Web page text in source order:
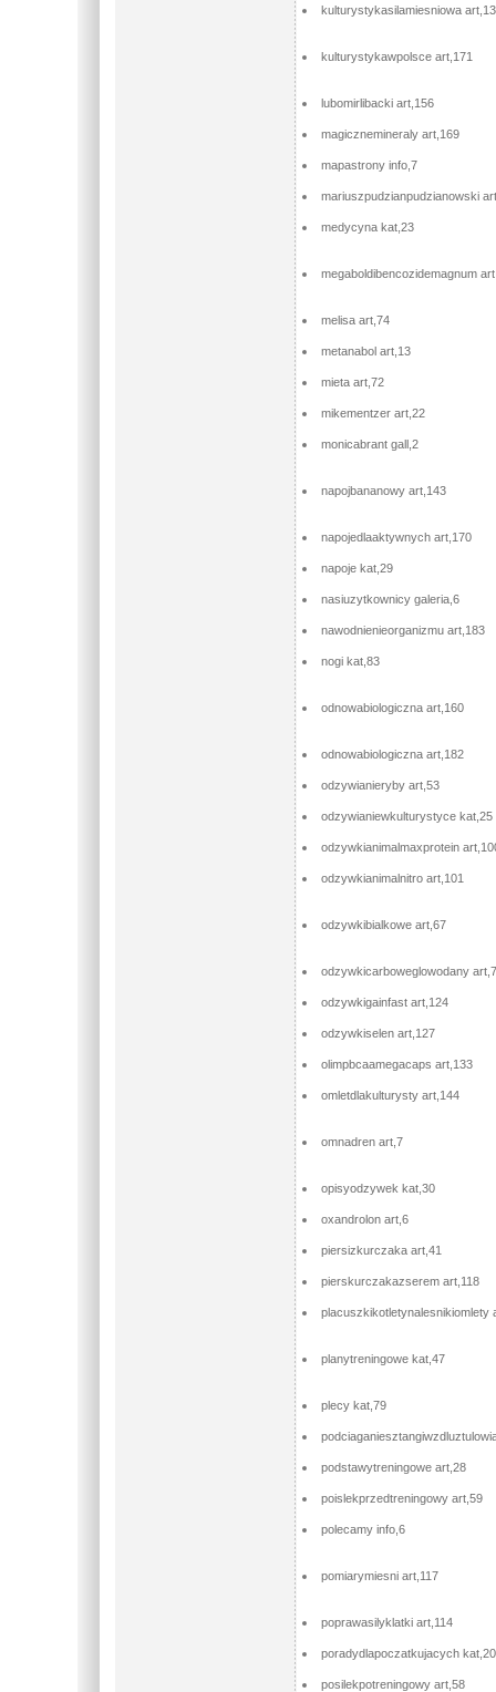
kulturystykasilamiesniowa
kulturystykawpolsce art,171
lubomirlibacki art,156
magicznemineraly art,169
mapastrony info,7
mariuszpudzianpudzianowski
medycyna kat,23
megaboldibencozidemagnum
melisa art,74
metanabol art,13
mieta art,72
mikementzer art,22
monicabrant gall,2
napojbananowy art,143
napojedlaaktywnych art,170
napoje kat,29
nasiuzytkownicy galeria,6
nawodnienieorganizmu art,183
nogi kat,83
odnowabiologiczna art,160
odnowabiologiczna art,182
odzywianieryby art,53
odzywianiewkulturystyce kat,25
odzywkianimalmaxprotein
odzywkianimalnitro art,101
odzywkibialkowe art,67
odzywkicarboweglowodany
odzywkigainfast art,124
odzywkiselen art,127
olimpbcaamegacaps art,133
omletdlakulturysty art,144
omnadren art,7
opisyodzywek kat,30
oxandrolon art,6
piersizkurczaka art,41
pierskurczakazserem art,118
placuszkikotletynalesnikiomlety
planytreningowe kat,47
plecy kat,79
podstawytreningowe art,28
poislekprzedtreningowy art,59
polecamy info,6
pomiarymiesni art,117
poprawasilyklatki art,114
poradydlapoczatkujacych kat,20
posilekpotreningowy art,58